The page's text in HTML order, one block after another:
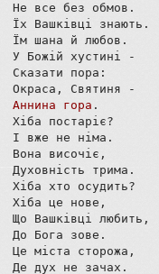
Не все без обмов.
Їх Вашківці знають.
Їм шана й любов.
У Божій хустині -
Сказати пора:
Аннина гора .
Хіба постаріє?
І вже не німа.
Вона височіє,
Духовність трима.
Хіба хто осудить?
Хіба це нове,
Що Вашківці любить,
До Бога зове.
Це міста сторожа,
Де дух не зачах.